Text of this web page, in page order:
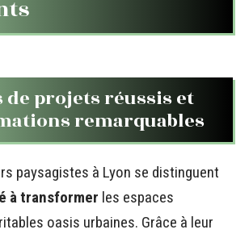
de projets réussis et
remarquables
paysagistes à Lyon se distinguent
à transformer les espaces
oasis urbaines. Grâce à leur